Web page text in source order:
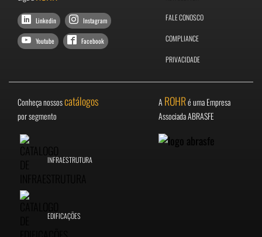
Linkedin Instagram
Youtube Facebook
FALE CONOSCO
COMPLIANCE
PRIVACIDADE
Conheça nossoscatálogos
por segmento
INFRAESTRUTURA
EDIFICAÇÕES
A ROHRé uma Empresa
Associada ABRASFE